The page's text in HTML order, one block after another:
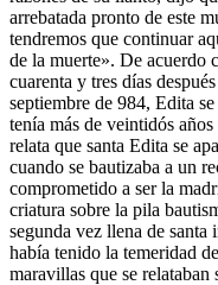
arrebatada pronto de este
tendremos que continuar
de la muerte». De acuerdo
cuarenta y tres días
septiembre de 984, Edita
tenía más de veintidós
relata que santa Edita se
cuando se bautizaba a un
comprometido a ser la
criatura sobre la pila
segunda vez llena de
había tenido la temeridad
maravillas que se